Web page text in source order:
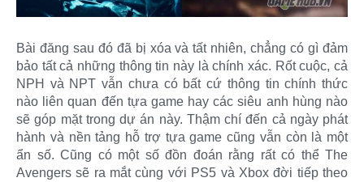
Bài đăng sau đó đã bị xóa và tất nhiên, chẳng có gì đảm
bảo tất cả những thông tin này là chính xác. Rốt cuộc, cả
NPH và NPT vẫn chưa có bất cứ thông tin chính thức
nào liên quan đến tựa game hay các siêu anh hùng nào
sẽ góp mặt trong dự án này. Thậm chí đến cả ngày phát
hành và nền tảng hỗ trợ tựa game cũng vẫn còn là một
ẩn số. Cũng có một số đồn đoán rằng rất có thể The
Avengers sẽ ra mắt cùng với PS5 và Xbox đời tiếp theo